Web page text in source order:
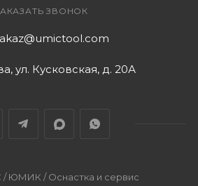
ЗВОНОК
ул. Кусковская, д. 20А
/ ЮМИК / Оснастка и сервис